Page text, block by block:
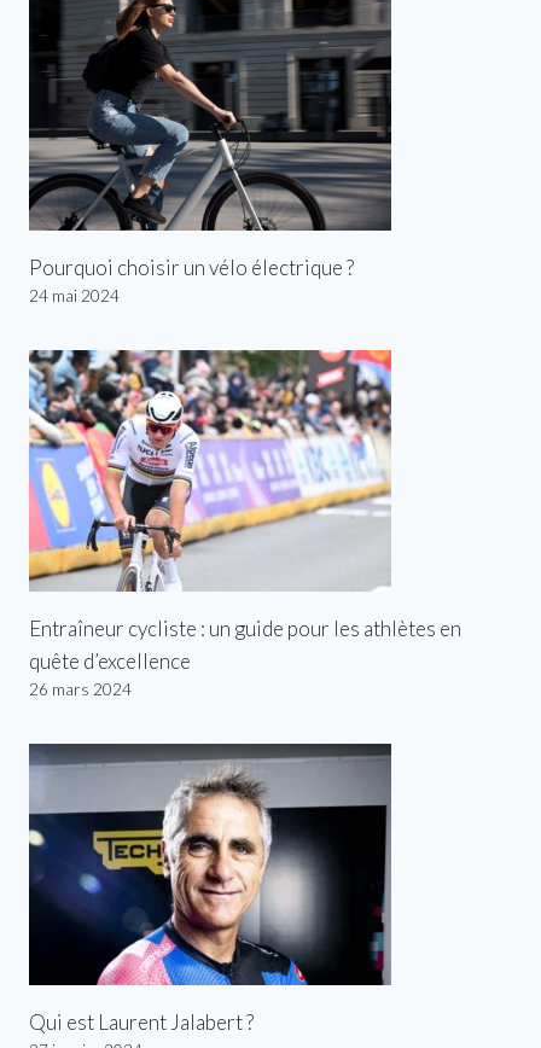
Pourquoi choisir un vélo électrique ?
24 mai 2024
Entraîneur cycliste : un guide pour les athlètes en
quête d’excellence
26 mars 2024
Qui est Laurent Jalabert ?